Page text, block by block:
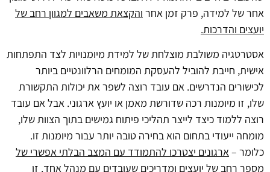
אחר של למידה, פרק זמן אחר והקצאת משאבים למגוון רחב של
יועצים והדרכות.
אסטרטגיה משולבת מוצלחת של למידת מיומנויות לצד התפתחות
אישית, חייבת להוביל להעסקת המומחים הרלוונטיים ביותר
לכישורים הנדרשים. אם עובד רוצה לשפר את יכולות התקשורת
שלו, זו מיומנות רכה שדורשת מאמן או יועץ ארגוני. אבל אם עובד
רוצה ללמוד כיצד לייצר תהליכי פיתוח גמישים בתוך הצוות שלו,
מומחה ייעודי בתחום הוא בחירה טובה יותר עבור מיומנות זו.
כלומר –ארגונים יצטרכו להתמודד עם המצב הבלתי אפשרי של
מספר רחב של יועצים ומדריכים שעובדים עם מנהל אחד. זו